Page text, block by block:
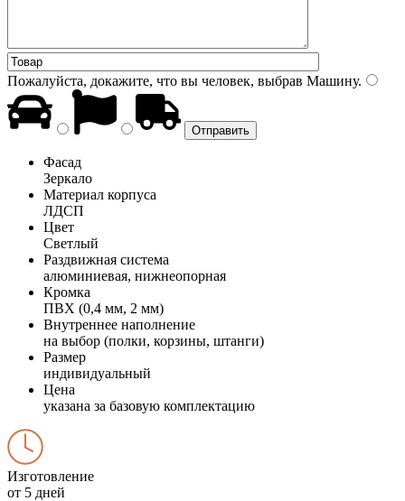
Пожалуйста, докажите, что вы человек, выбрав Машину.
Фасад
Зеркало
Материал корпуса
ЛДСП
Цвет
Светлый
Раздвижная система
алюминиевая, нижнеопорная
Кромка
ПВХ (0,4 мм, 2 мм)
Внутреннее наполнение
на выбор (полки, корзины, штанги)
Размер
индивидуальный
Цена
указана за базовую комплектацию
Изготовление
от 5 дней